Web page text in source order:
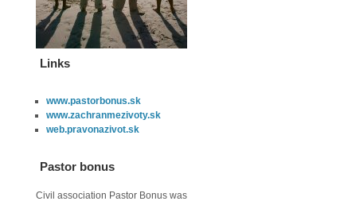
Links
www.pastorbonus.sk
www.zachranmezivoty.sk
web.pravonazivot.sk
Pastor bonus
Civil association Pastor Bonus was